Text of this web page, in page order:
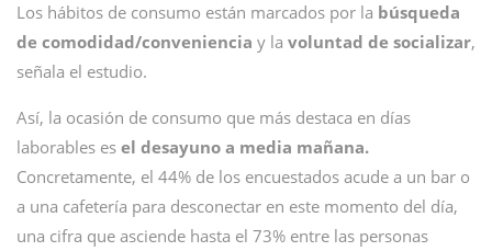
Los hábitos de consumo están marcados por la búsqueda
de comodidad/conveniencia y la voluntad de socializar,
señala el estudio.
Así, la ocasión de consumo que más destaca en días
laborables es el desayuno a media mañana.
Concretamente, el 44% de los encuestados acude a un bar o
a una cafetería para desconectar en este momento del día,
una cifra que asciende hasta el 73% entre las personas